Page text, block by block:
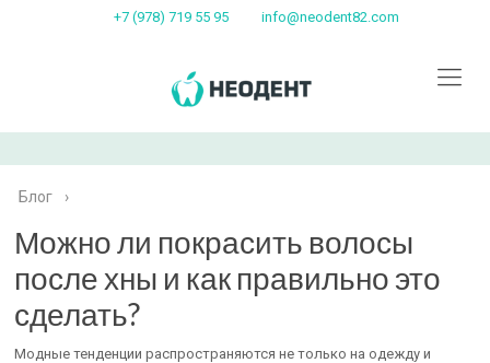
+7 (978) 719 55 95 info@neodent82.com
Блог ›
Можно ли покрасить волосы
после хны и как правильно это
сделать?
Модные тенденции распространяются не только на одежду и